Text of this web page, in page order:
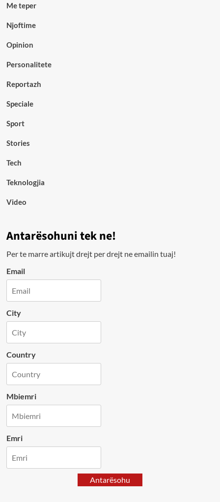
Me teper
Njoftime
Opinion
Personalitete
Reportazh
Speciale
Sport
Stories
Tech
Teknologjia
Video
Antarësohuni tek ne!
Per te marre artikujt drejt per drejt ne emailin tuaj!
Email
City
Country
Mbiemri
Emri
Antarësohu